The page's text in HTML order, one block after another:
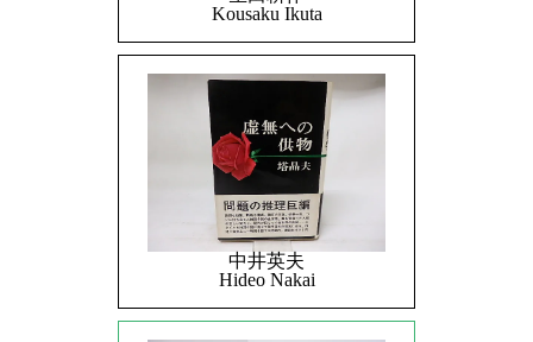
Kousaku Ikuta
中井英夫
Hideo Nakai